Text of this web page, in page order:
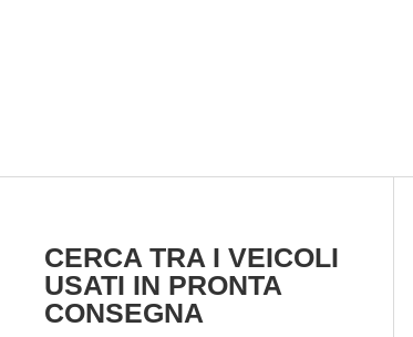
CERCA TRA I VEICOLI
USATI IN PRONTA
CONSEGNA